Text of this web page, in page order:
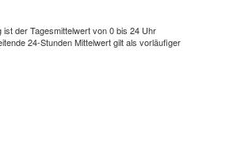
der Tagesmittelwert von 0 bis 24 Uhr
24-Stunden Mittelwert gilt als vorläufiger